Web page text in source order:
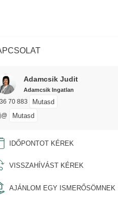
Adamcsik Judit
Adamcsik Ingatlan
70 883 Mutasd
Mutasd
IDŐPONTOT KÉREK
VISSZAHÍVÁST KÉREK
AJÁNLOM EGY ISMERŐSÖMNEK